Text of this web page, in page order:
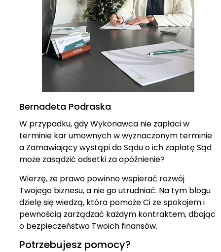
Bernadeta Podraska
W przypadku, gdy Wykonawca nie zapłaci w
terminie kar umownych w wyznaczonym terminie
a Zamawiający wystąpi do Sądu o ich zapłatę Sąd
może zasądzić odsetki za opóźnienie?
Wierzę, że prawo powinno wspierać rozwój
Twojego biznesu, a nie go utrudniać. Na tym blogu
dzielę się wiedzą, która pomoże Ci ze spokojem i
pewnością zarządzać każdym kontraktem, dbając
o bezpieczeństwo Twoich finansów.
Potrzebujesz pomocy?